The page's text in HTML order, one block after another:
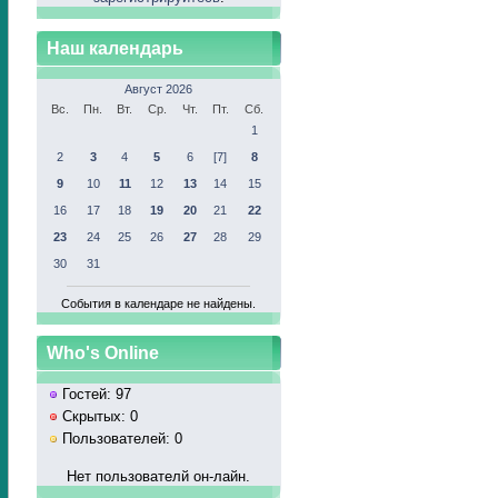
Наш календарь
Август 2026
Вс.
Пн. Вт. Ср. Чт. Пт.
Сб.
1
2
3 4 5 6 [7]
8
9
10 11 12 13 14
15
16
17 18 19 20 21
22
23
24 25 26 27 28
29
30
31
События в календаре не найдены.
Who's Online
Гостей: 97
Скрытых: 0
Пользователей: 0
Нет пользователй он-лайн.